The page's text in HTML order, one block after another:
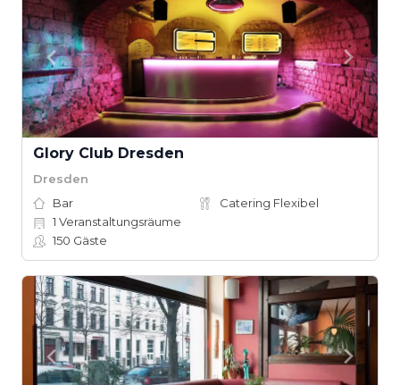
Glory Club Dresden
Dresden
Bar
Catering Flexibel
1 Veranstaltungsräume
150 Gäste